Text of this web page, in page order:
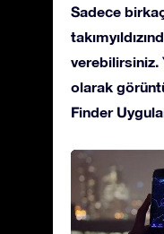
Sadece
verebilirsiniz.
olarak
Finder